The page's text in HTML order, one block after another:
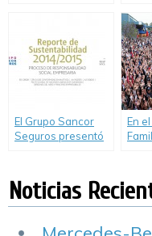
la
El Grupo Sancor
Seguros presentó
En
Noticias